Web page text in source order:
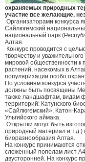
охраняемых природных
участие все желающие,
Организаторами конкурса
Сайлюгемский
национальный парк
Алтая.
Конкурс проводится с
творчеству и
мировой общественности к
растений, насекомых в
популяризации особо
По условиям конкурса
должны быть посвящены
также ландшафтам, видам
территорий: Катунского
«Сайлюгемский», Катон-
Ульгийского аймака.
Открытки могут быть
природный материал и т.д.)
биоразнообразия Алтая.
На конкурс принимаются
сложенный пополам лист
двусторонней. На конкурс